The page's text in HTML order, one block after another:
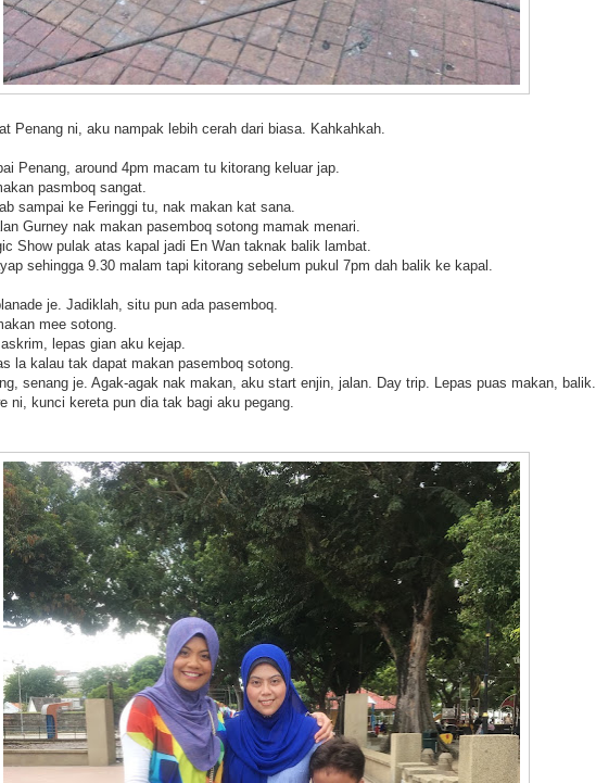
Penang ni, aku nampak lebih cerah dari biasa. Kahkahkah.
Penang, around 4pm macam tu kitorang keluar jap.
pasmboq sangat.
sampai ke Feringgi tu, nak makan kat sana.
Gurney nak makan pasemboq sotong mamak menari.
Show pulak atas kapal jadi En Wan taknak balik lambat.
sehingga 9.30 malam tapi kitorang sebelum pukul 7pm dah balik ke kapal.
je. Jadiklah, situ pun ada pasemboq.
mee sotong.
lepas gian aku kejap.
la kalau tak dapat makan pasemboq sotong.
senang je. Agak-agak nak makan, aku start enjin, jalan. Day trip. Lepas puas makan, balik.
ni, kunci kereta pun dia tak bagi aku pegang.